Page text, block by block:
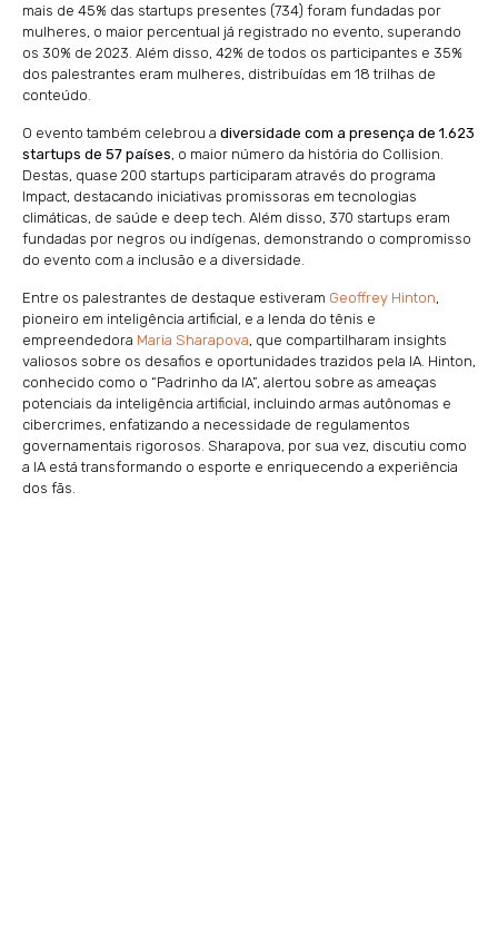
mais de 45% das startups presentes (734) foram fundadas por
mulheres, o maior percentual já registrado no evento, superando
os 30% de 2023. Além disso, 42% de todos os participantes e 35%
dos palestrantes eram mulheres, distribuídas em 18 trilhas de
conteúdo.
O evento também celebrou a diversidade com a presença de 1.623
startups de 57 países, o maior número da história do Collision.
Destas, quase 200 startups participaram através do programa
Impact, destacando iniciativas promissoras em tecnologias
climáticas, de saúde e deep tech. Além disso, 370 startups eram
fundadas por negros ou indígenas, demonstrando o compromisso
do evento com a inclusão e a diversidade.
Entre os palestrantes de destaque estiveram Geoffrey Hinton,
pioneiro em inteligência artificial, e a lenda do tênis e
empreendedora Maria Sharapova, que compartilharam insights
valiosos sobre os desafios e oportunidades trazidos pela IA. Hinton,
conhecido como o “Padrinho da IA”, alertou sobre as ameaças
potenciais da inteligência artificial, incluindo armas autônomas e
cibercrimes, enfatizando a necessidade de regulamentos
governamentais rigorosos. Sharapova, por sua vez, discutiu como
a IA está transformando o esporte e enriquecendo a experiência
dos fãs.